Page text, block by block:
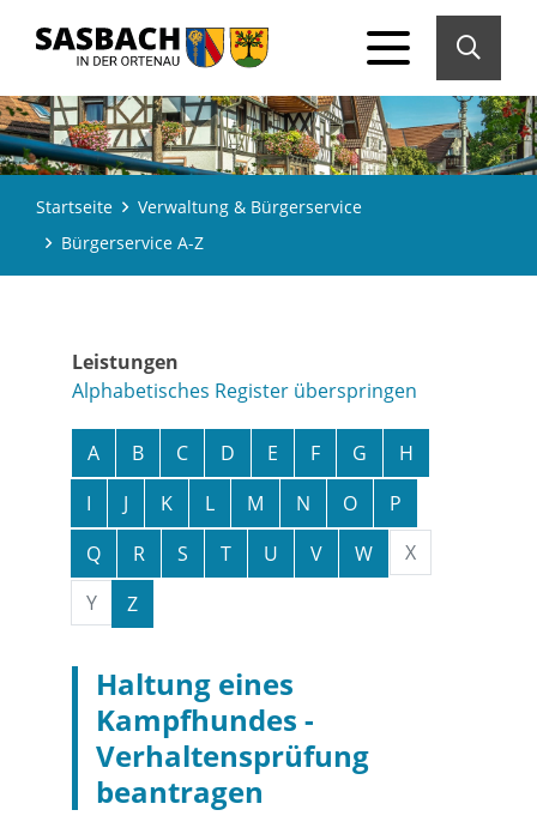
Startseite
Verwaltung & Bürgerservice
Bürgerservice A-Z
Leistungen
Alphabetisches Register überspringen
A B C D E F G
H
I
J K L M N O
P
Q
R S T U V W
X
Y
Z
Haltung eines
Kampfhundes -
Verhaltensprüfung
beantragen